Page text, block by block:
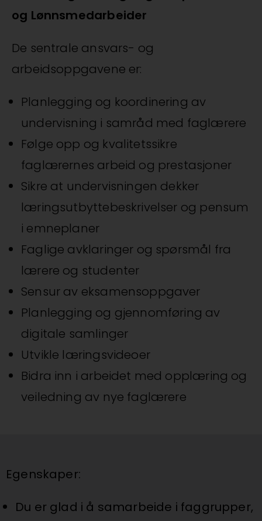
og Lønnsmedarbeider
De sentrale ansvars- og
arbeidsoppgavene er:
Planlegging og koordinering av
undervisning i samråd med faglærere
Følge opp og kvalitetssikre
faglærernes arbeid og prestasjoner
Sikre at undervisningen dekker
læringsutbyttebeskrivelser og pensum
i emneplaner
Faglige avklaringer og spørsmål fra
lærere og studenter
Sensur av eksamensoppgaver
Planlegging og gjennomføring av
digitale samlinger
Utvikle læringsvideoer
Bidra inn i arbeidet med opplæring og
veiledning av nye faglærere
Egenskaper:
Du er glad i å samarbeide i faggrupper,